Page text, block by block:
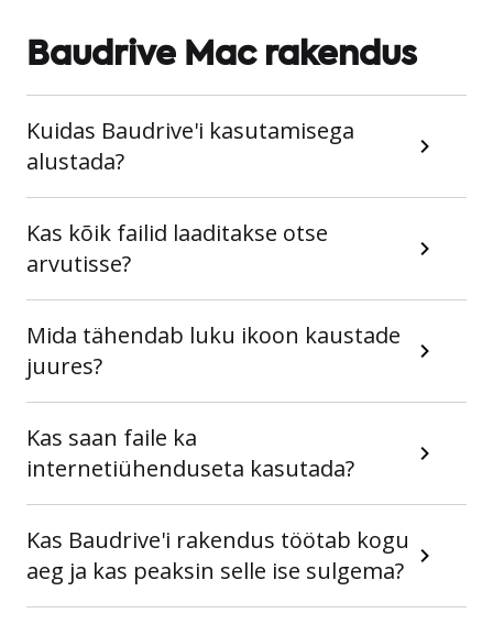
Baudrive Mac rakendus
Kuidas Baudrive'i kasutamisega
alustada?
Kas kõik failid laaditakse otse
arvutisse?
Mida tähendab luku ikoon kaustade
juures?
Kas saan faile ka
internetiühenduseta kasutada?
Kas Baudrive'i rakendus töötab kogu
aeg ja kas peaksin selle ise sulgema?